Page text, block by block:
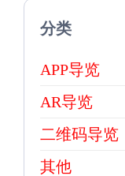
分类
APP导览
AR导览
二维码导览
其他